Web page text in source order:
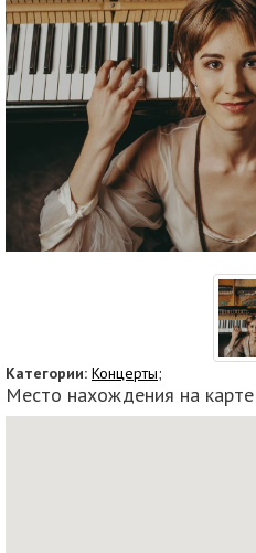
Категории: Концерты;
Место нахождения на карте